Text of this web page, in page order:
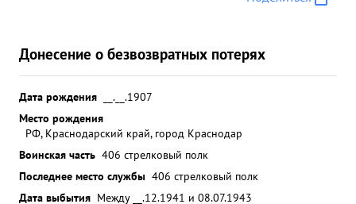
Донесение о безвозвратных потерях
Дата рождения
__.__.1907
Место рождения
РФ, Краснодарский край, город Краснодар
Воинская часть 406 стрелковый полк
Последнее место службы 406 стрелковый полк
Дата выбытия Между __.12.1941 и 08.07.1943